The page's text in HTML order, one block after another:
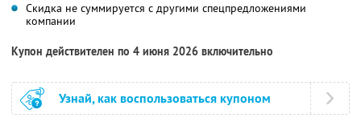
Скидка не суммируется с другими спецпредложениями
компании
Купон действителен по 4 июня 2026 включительно
Узнай, как воспользоваться купоном